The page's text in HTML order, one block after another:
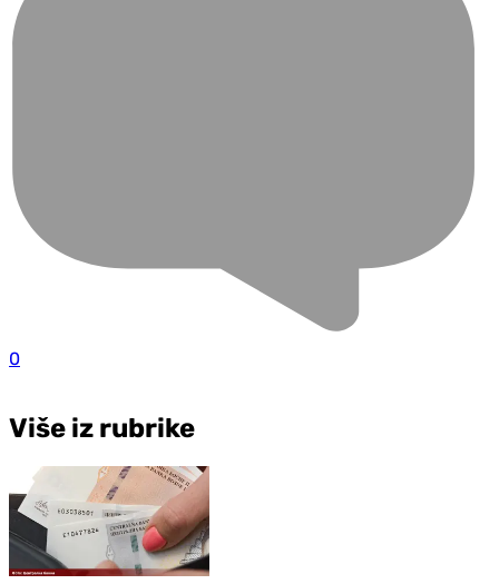
0
Više iz rubrike